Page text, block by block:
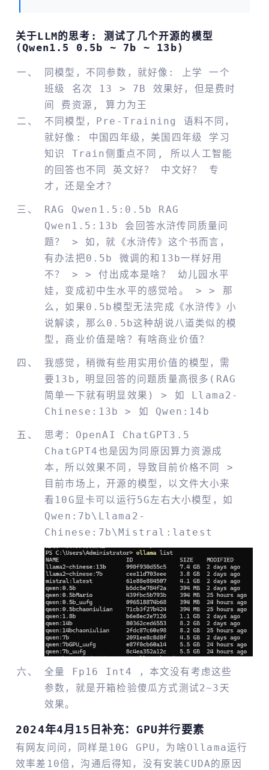
关于LLM的思考: 测试了几个开源的模型
(Qwen1.5 0.5b ~ 7b ~ 13b)
同模型，不同参数，就好像: 上学 一个
班级 名次 13 > 7B 效果好，但是费时
间 费资源, 算力为王
不同模型，Pre-Training 语料不同，
就好像: 中国四年级，美国四年级 学习
知识 Train侧重点不同, 所以人工智能
的回答也不同 英文好？ 中文好？ 专
才，还是全才？
RAG Qwen1.5:0.5b RAG
Qwen1.5:13b 会回答水浒传同质量问
题？ > 如，就《水浒传》这个书而言，
有办法把0.5b 微调的和13b一样好用
不？ > > 付出成本是啥？ 幼儿园水平
娃，变成初中生水平的感觉哈。 > > 那
么，如果0.5b模型无法完成《水浒传》小
说解读，那么0.5b这种胡说八道类似的模
型，商业价值是啥？有啥商业价值？
我感觉，稍微有些用实用价值的模型，需
要13b，明显回答的问题质量高很多(RAG
简单一下就有明显效果) > 如 Llama2-
Chinese:13b > 如 Qwen:14b
思考：OpenAI ChatGPT3.5
ChatGPT4也是因为同原因算力资源成
本，所以效果不同，导致目前价格不同 >
目前市场上，开源的模型，以文件大小来
看10G显卡可以运行5G左右大小模型，如
Qwen:7b\llama2-
Chinese:7b\mistral:latest
全量 Fp16 Int4 ，本文没有考虑这些
参数，就是开箱检验傻瓜方式测试2~3天
效果。
2024年4月15日补充：GPU并行要素
有网友问问，同样是10G GPU，为啥Ollama运行
效率差10倍，沟通后得知，没有安装CUDA的原因